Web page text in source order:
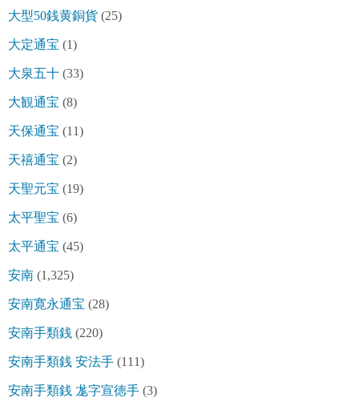
大型50銭黄銅貨 (25)
大定通宝 (1)
大泉五十 (33)
大観通宝 (8)
天保通宝 (11)
天禧通宝 (2)
天聖元宝 (19)
太平聖宝 (6)
太平通宝 (45)
安南 (1,325)
安南寛永通宝 (28)
安南手類銭 (220)
安南手類銭 安法手 (111)
安南手類銭 尨字宣徳手 (3)